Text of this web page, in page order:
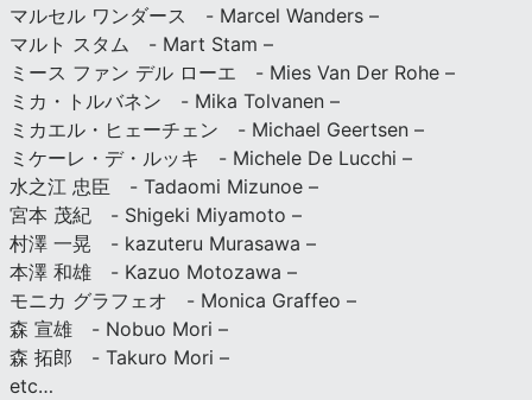
マルセル ワンダース - Marcel Wanders –
マルト スタム - Mart Stam –
ミース ファン デル ローエ - Mies Van Der Rohe –
ミカ・トルバネン - Mika Tolvanen –
ミカエル・ヒェーチェン - Michael Geertsen –
ミケーレ・デ・ルッキ - Michele De Lucchi –
水之江 忠臣 - Tadaomi Mizunoe –
宮本 茂紀 - Shigeki Miyamoto –
村澤 一晃 - kazuteru Murasawa –
本澤 和雄 - Kazuo Motozawa –
モニカ グラフェオ - Monica Graffeo –
森 宣雄 - Nobuo Mori –
森 拓郎 - Takuro Mori –
etc…